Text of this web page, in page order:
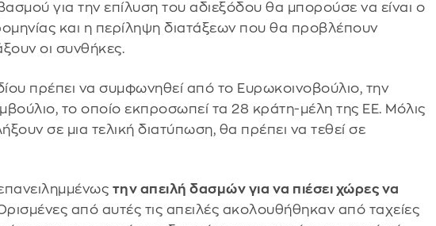
για την επίλυση του αδιεξόδου θα μπορούσε να είναι ο
και η περίληψη διατάξεων που θα προβλέπουν
οι συνθήκες.
πρέπει να συμφωνηθεί από το Ευρωκοινοβούλιο, την
το οποίο εκπροσωπεί τα 28 κράτη-μέλη της ΕΕ. Μόλις
σε μια τελική διατύπωση, θα πρέπει να τεθεί σε
την απειλή δασμών για να πιέσει χώρες να
από αυτές τις απειλές ακολουθήθηκαν από ταχείες